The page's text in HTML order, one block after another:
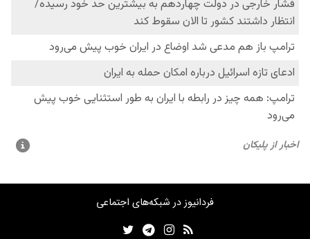
فردانیوز در شبکه‌های اجتماعی